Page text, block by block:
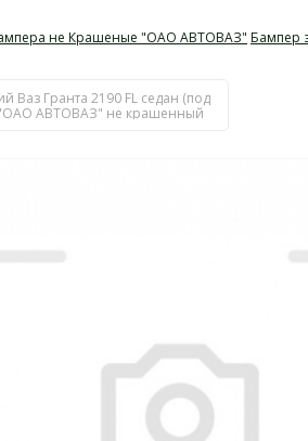
не Крашеные "ОАО АВТОВАЗ" Бампер
Ваз Гранта 2190 FL седан (под
"ОАО АВТОВАЗ" не крашенный